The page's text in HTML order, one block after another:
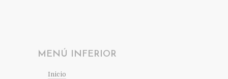
MENÚ INFERIOR
Inicio